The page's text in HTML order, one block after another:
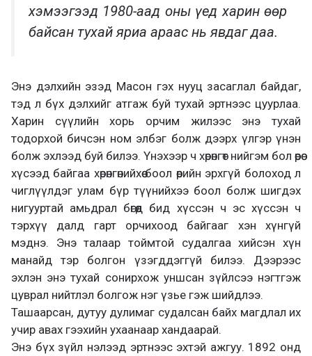
хэмээгээд 1980-аад оны үед харин өөр
байсан тухай яриа араас нь явдаг даа.
Энэ дэлхийн эзэд Масон гэх нууц засаглал байдаг,
тэд л бүх дэлхийг атгаж буй тухай эртнээс цуурлаа.
Харин сүүлийн хорь орчим жилээс энэ тухай
тодорхой бичсэн ном элбэг болж дээрх үлгэр үнэн
болж эхлээд буй билээ. Үнэхээр ч хөрөнгөт нийгэм бол өөрөө
хүсээд байгаа хөрөнгөнийхөө боол өөрийн эрхгүй болоход л
чиглүүлдэг улам бүр түүнийхээ боол болж шигдэх
нигууртай амьдрал бөгөөд бид хүссэн ч эс хүссэн ч
тэрхүү далд гарт орчихоод байгааг хэн хүнгүй
мэднэ. Энэ талаар тоймтой судалгаа хийсэн хүн
манайд тэр болгон үзэгддэггүй билээ. Дээрээс
эхлэн энэ тухай сонирхож уншсан зүйлсээ нэгтгэж
цуврал нийтлэл болгож нэг үзье гэж шийдлээ.
Ташаарсан, дутуу дулимаг судалсан байх магдлал их
учир авах гээхийн ухаанаар хандаарай.
Энэ бүх зүйл нэлээд эртнээс эхтэй ажгуу. 1892 онд